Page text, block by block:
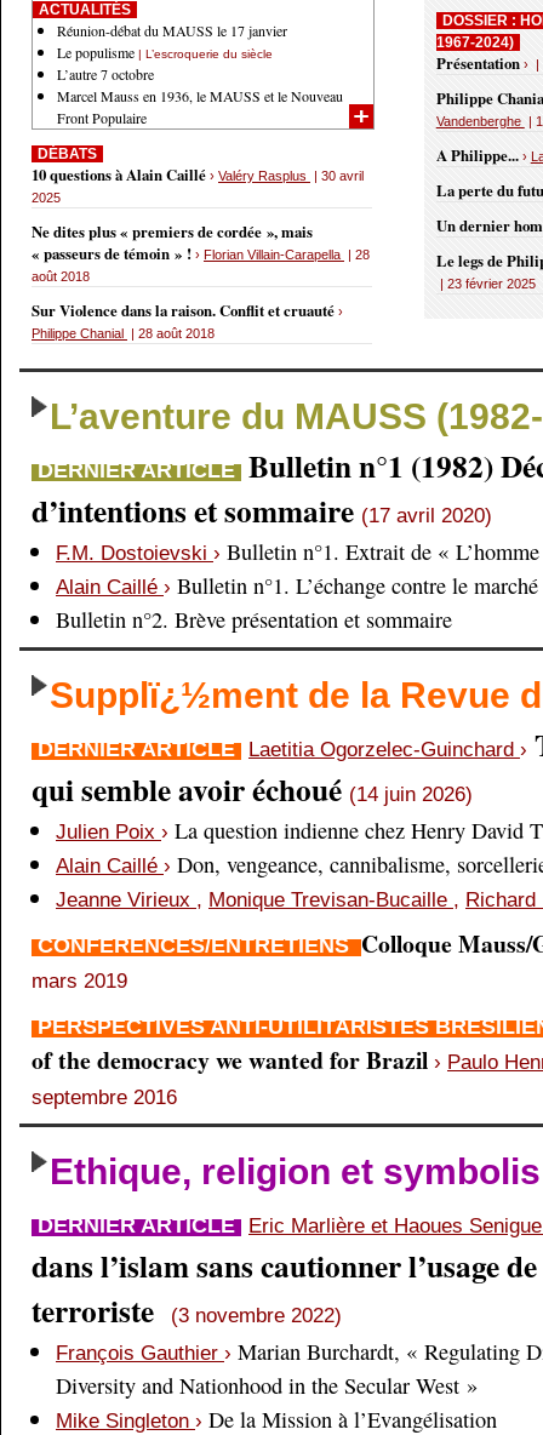
DOSSIER :
1967-2024)
Présentation › |
Philippe
Vandenberghe |
A Philippe... ›
La perte du
Un dernier
Le legs de
| 23 février 2025
ACTUALITÉS
Réunion-débat du MAUSS le 17 janvier
Le populisme | L’escroquerie du siècle
L’autre 7 octobre
Marcel Mauss en 1936, le MAUSS et le Nouveau
Front Populaire
DÉBATS
10 questions à Alain Caillé › Valéry Rasplus
| 30 avril
2025
Ne dites plus « premiers de cordée », mais
« passeurs de témoin » ! › Florian Villain-Carapella | 28
août 2018
Sur Violence dans la raison. Conflit et cruauté ›
Philippe Chanial | 28 août 2018
L’aventure du MAUSS
DERNIER ARTICLE Bulletin n°1 (1982)
d’intentions et sommaire (17 avril 2020)
F.M. Dostoievski › Bulletin n°1. Extrait de «
Alain Caillé › Bulletin n°1. L’échange contre le marché
Bulletin n°2. Brève présentation et sommaire
Supplï¿½ment de la Revue
DERNIER ARTICLE Laetitia Ogorzelec-Guinchard ›
qui semble avoir échoué (14 juin 2026)
Julien Poix › La question indienne chez Henry David
Alain Caillé › Don, vengeance, cannibalisme,
Jeanne Virieux , Monique Trevisan-Bucaille ,
CONFÉRENCES/ENTRETIENS Colloque
mars 2019
PERSPECTIVES ANTI-UTILITARISTES
of the democracy we wanted for Brazil › Paulo
septembre 2016
Ethique, religion et
DERNIER ARTICLE Eric Marlière et Haoues
dans l’islam sans cautionner l’usage
terroriste
(3 novembre 2022)
François Gauthier › Marian Burchardt, « Regulating
Diversity and Nationhood in the Secular West »
Mike Singleton › De la Mission à l’Evangélisation